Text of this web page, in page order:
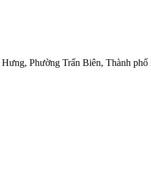
Phường Trấn Biên, Thành